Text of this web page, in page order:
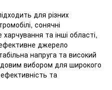
для різних
сонячні
та інші області,
джерело
напруга та високий
вибором для широкого
та